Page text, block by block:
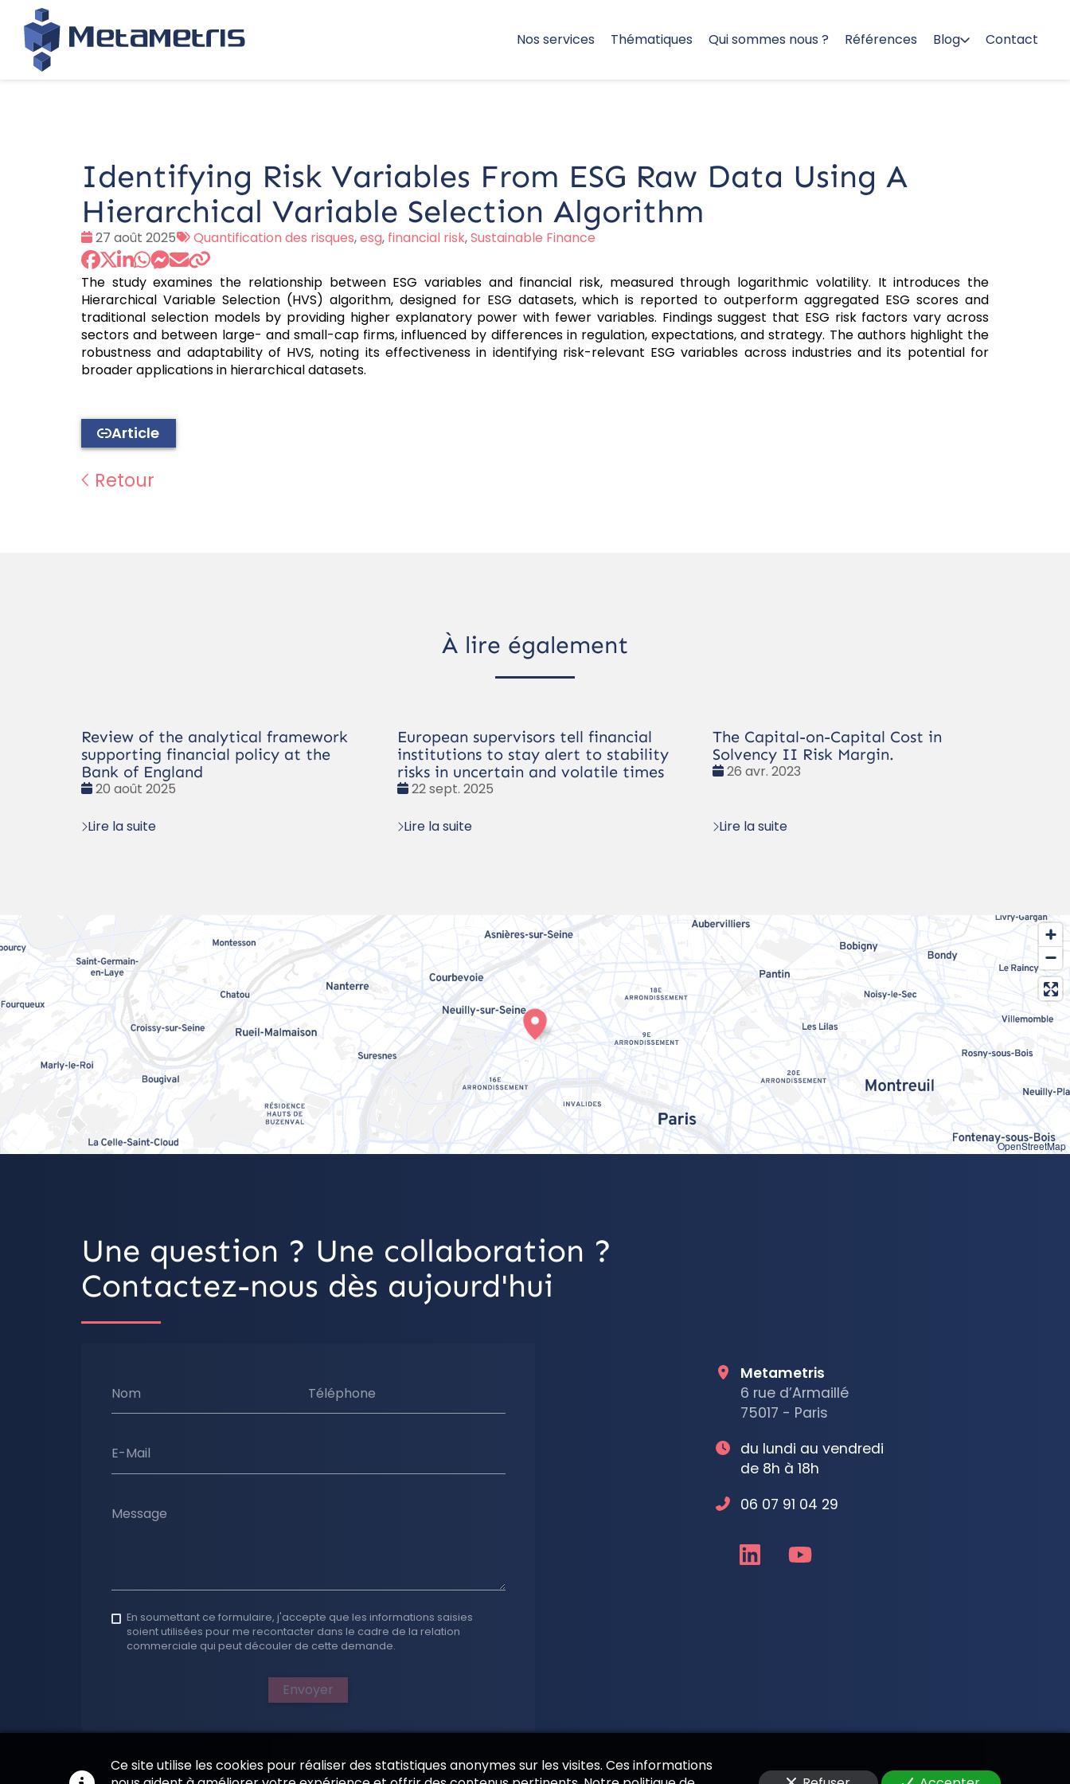
Nos services Thématiques Qui sommes nous ? Références Blog Contact
Identifying Risk Variables From ESG Raw Data Using A
Hierarchical Variable Selection Algorithm
Date
:
27 août 2025
Tags
:
Quantification des risques,esg, financial risk,Sustainable Finance
The study examines the relationship between ESG variables and financial risk, measured through logarithmic volatility. It introduces the
Hierarchical Variable Selection (HVS) algorithm, designed for ESG datasets, which is reported to outperform aggregated ESG scores and
traditional selection models by providing higher explanatory power with fewer variables. Findings suggest that ESG risk factors vary across
sectors and between large- and small-cap firms, influenced by differences in regulation, expectations, and strategy. The authors highlight the
robustness and adaptability of HVS, noting its effectiveness in identifying risk-relevant ESG variables across industries and its potential for
broader applications in hierarchical datasets.
Article
Retour
À lire également
Review of the analytical framework
supporting financial policy at the
Bank of England
Date
20 août 2025
Lire la suite
European supervisors tell financial
institutions to stay alert to stability
risks in uncertain and volatile times
Date
22 sept. 2025
Lire la suite
The Capital-on-Capital Cost in
Solvency II Risk Margin.
Date
26 avr. 2023
Lire la suite
OpenStreetMap
Une question ? Une collaboration ?
Contactez-nous dès aujourd'hui
Nom Téléphone
E-Mail
Message
En soumettant ce formulaire, j'accepte que les informations saisies
soient utilisées pour me recontacter dans le cadre de la relation
commerciale qui peut découler de cette demande.
Envoyer
Metametris
6 rue d’Armaillé
75017 - Paris
du lundi au vendredi
de 8h à 18h
06 07 91 04 29
Ce site utilise les cookies pour réaliser des statistiques anonymes sur les visites. Ces informations